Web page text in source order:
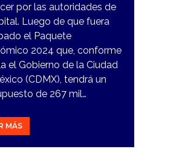
por las autoridades de
Luego de que fuera
el Paquete
2024 que, conforme
el Gobierno de la Ciudad
(CDMX), tendrá un
de 267 mil…
MÁS